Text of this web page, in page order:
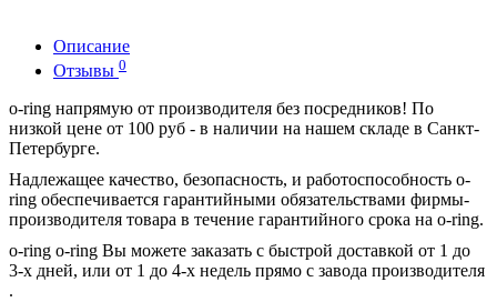
Описание
Отзывы 0
o-ring напрямую от производителя без посредников! По
низкой цене от 100 руб - в наличии на нашем складе в Санкт-
Петербурге.
Надлежащее качество, безопасность, и работоспособность o-
ring обеспечивается гарантийными обязательствами фирмы-
производителя товара в течение гарантийного срока на o-ring.
o-ring o-ring Вы можете заказать с быстрой доставкой от 1 до
3-х дней, или от 1 до 4-х недель прямо с завода производителя
.